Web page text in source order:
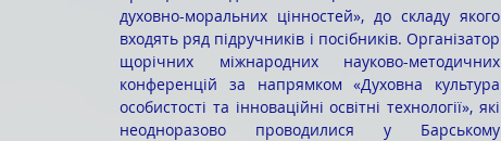
духовно-моральних цінностей», до складу якого
входять ряд підручників і посібників. Організатор
щорічних міжнародних науково-методичних
конференцій за напрямком «Духовна культура
особистості та інноваційні освітні технології», які
неодноразово проводилися у Барському